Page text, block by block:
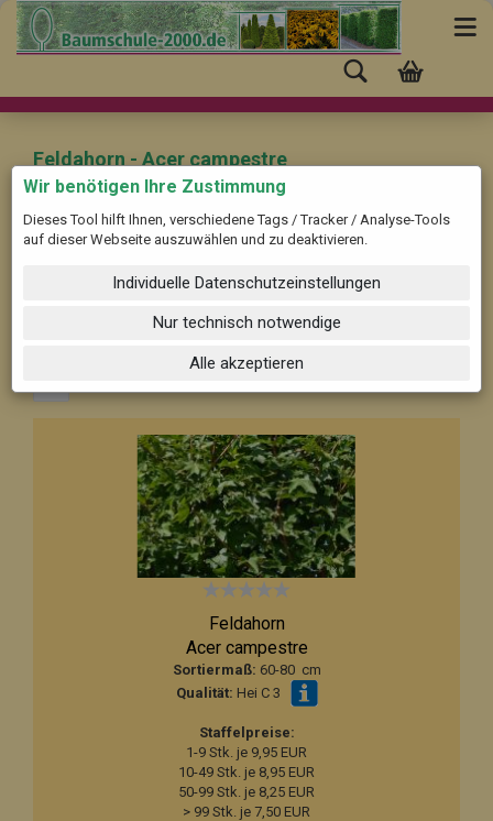
Feldahorn - Acer campestre
Beschreibung ...
Filter nach Sortiermaß in cm: Alle Größen Sortieren nach
Feldahorn
Acer campestre
Sortiermaß: 60-80 cm
Qualität: Hei C 3
Staffelpreise:
1-9 Stk. je 9,95 EUR
10-49 Stk. je 8,95 EUR
50-99 Stk. je 8,25 EUR
> 99 Stk. je 7,50 EUR
Wir benötigen Ihre Zustimmung
Dieses Tool hilft Ihnen, verschiedene Tags / Tracker / Analyse-Tools
auf dieser Webseite auszuwählen und zu deaktivieren.
Individuelle Datenschutzeinstellungen
Nur technisch notwendige
Alle akzeptieren